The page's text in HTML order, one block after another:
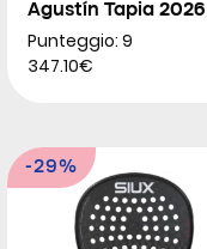
Agustín Tapia 2026
Punteggio: 9
347.10€
-29%